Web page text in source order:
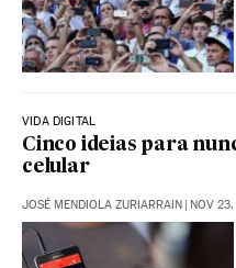
VIDA DIGITAL
Cinco ideias para
celular
JOSÉ MENDIOLA ZURIARRAIN | NOV